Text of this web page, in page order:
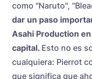
como "Naruto",
dar un paso
Asahi Production
capital. Esto no es
cualquiera: Pierrot
que significa que